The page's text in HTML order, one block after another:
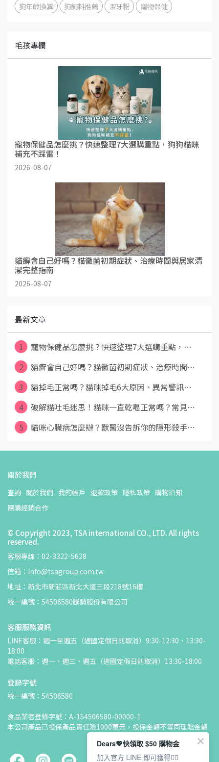
狗年齡換算
狗飼料推薦 潔牙粉 寵物保健
毛孩專欄
寵物保健品怎麼挑？快速整理7大選購重點，狗狗貓咪
補充不踩雷！
2026-08-07
貓癬會自己好嗎？貓黴菌初期症狀、治療時間與居家清
潔完整指南
2026-08-07
最新文章
1
寵物保健品怎麼挑？快速整理7大選購重點，⋯
2
貓癬會自己好嗎？貓黴菌初期症狀、治療時間⋯
3
貓掉毛正常嗎？貓咪掉毛6大原因、異常警訊⋯
4
破解貓吐毛迷思！貓咪一直乾嘔正常嗎？常見⋯
5
貓咪心臟病怎麼辦？獸醫沒告訴你的隱形殺手⋯
關於我們
查詢 關於我們 我的帳戶 退款政策 隱私政策 購物須知
團購經銷合作
© Copyright 2023, TSA international CO., LTD. All rights
reserved.
客服專線：02-3322-5628
信箱：info@tsagroup.com.tw
地址：新北市新莊區新北大道三段218號16樓
統一編號：54506580騰勢股份有限公司
客服服務資訊
LINE客服：週一至週五（遇國定假日則取消）9:30-12:30、13:30-
18:00
電話客服：週一、週三、週五（遇國定假日則取消）13:30-18:00
登錄字號
統一編號：54506580
食品業者登錄字號：A-154506580-00000-1
本公司產品已投保產品責任險1000萬元，投保金額不等同理賠金額
Dears💖快領取 $50 購物金
加入官方 LINE 即可獲得👇🏻